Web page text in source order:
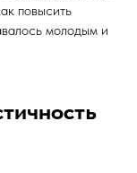
повысить
молодым и